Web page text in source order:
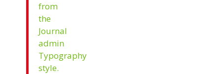
from
the
Journal
admin
Typography
style.